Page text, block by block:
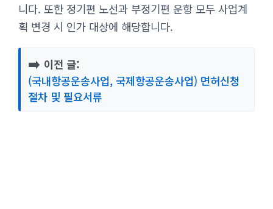
니다. 또한 정기편 노선과 부정기편 운항 모두 사업계
획 변경 시 인가 대상에 해당합니다.
➡️ 이전 글:
(국내항공운송사업, 국제항공운송사업) 면허신청
절차 및 필요서류